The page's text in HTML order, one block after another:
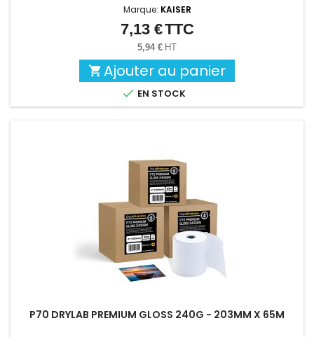
Marque: KAISER
Prix
7,13 €TTC
5,94 € HT
 Ajouter au panier
 EN STOCK
P70 DRYLAB PREMIUM GLOSS 240G - 203MM X 65M